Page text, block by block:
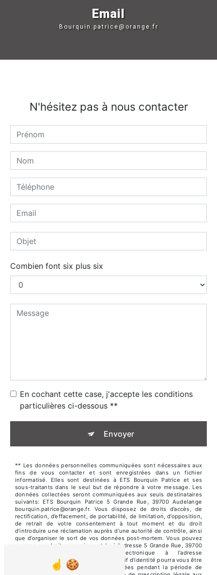
Email
bourquin.patrice@orange.fr
N'hésitez pas à nous contacter
Combien font six plus six
En cochant cette case, j'accepte les conditions
particulières ci-dessous **
Envoyer
** Les données personnelles communiquées sont nécessaires aux
fins de vous contacter et sont enregistrées dans un fichier
informatisé. Elles sont destinées à ETS Bourquin Patrice et ses
sous-traitants dans le seul but de répondre à votre message. Les
données collectées seront communiquées aux seuls destinataires
suivants: ETS Bourquin Patrice 5 Grande Rue, 39700 Audelange
bourquin.patrice@orange.fr. Vous disposez de droits d’accès, de
rectification, d’effacement, de portabilité, de limitation, d’opposition,
de retrait de votre consentement à tout moment et du droit
d’introduire une réclamation auprès d’une autorité de contrôle, ainsi
que d’organiser le sort de vos données post-mortem. Vous pouvez
exercer ces droits par voie postale à l'adresse 5 Grande Rue, 39700
Audelange ou par courrier électronique à l'adresse
bourquin.patrice@orange.fr. Un justificatif d'identité pourra vous être
demandé. Nous conservons vos données pendant la période de